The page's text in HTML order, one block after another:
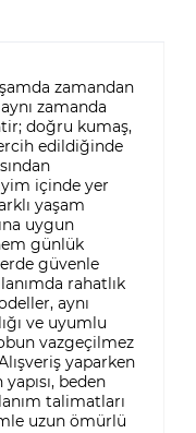
zamandan
zamanda
doğru kumaş,
edildiğinde
içinde yer
yaşam
uygun
günlük
güvenle
rahatlık
aynı
ve uyumlu
vazgeçilmez
yaparken
beden
talimatları
uzun ömürlü